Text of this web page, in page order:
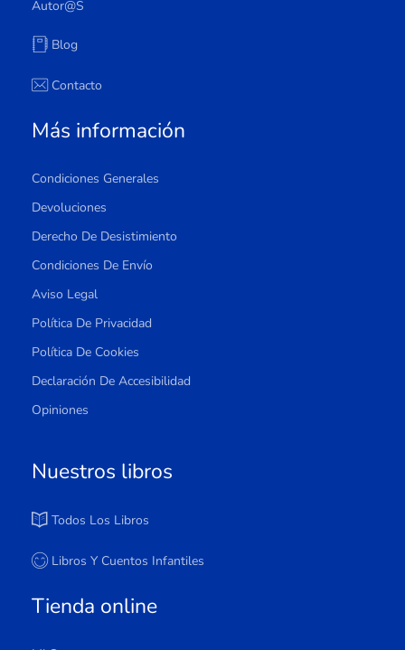
Autor@s
Blog
Contacto
Más información
Condiciones Generales
Devoluciones
Derecho De Desistimiento
Condiciones De Envío
Aviso Legal
Política De Privacidad
Política De Cookies
Declaración De Accesibilidad
Opiniones
Nuestros libros
Todos Los Libros
Libros Y Cuentos Infantiles
Tienda online